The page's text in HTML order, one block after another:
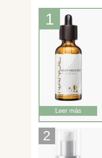
Leer más